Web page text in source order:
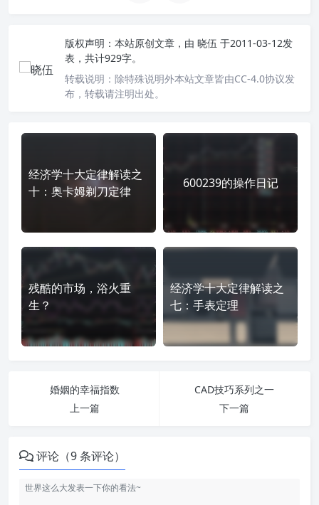
版权声明： 本站原创文章，由 晓伍 于2011-03-12发
表，共计929字。
转载说明： 除特殊说明外本站文章皆由CC-4.0协议发
布，转载请注明出处。
经济学十大定律解读之
十：奥卡姆剃刀定律
600239的操作日记
残酷的市场，浴火重
生？
经济学十大定律解读之
七：手表定理
婚姻的幸福指数
上一篇
CAD技巧系列之一
下一篇
评论（9 条评论）